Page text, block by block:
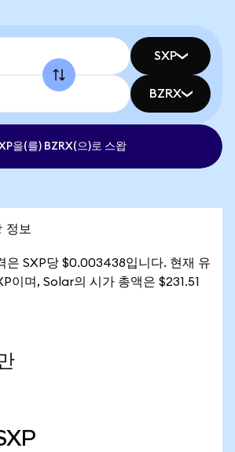
SXP
BZRX
을(를) BZRX(으)로 스왑
보
은 SXP당 $0.003438입니다. 현재 유
이며, Solar의 시가 총액은 $231.51